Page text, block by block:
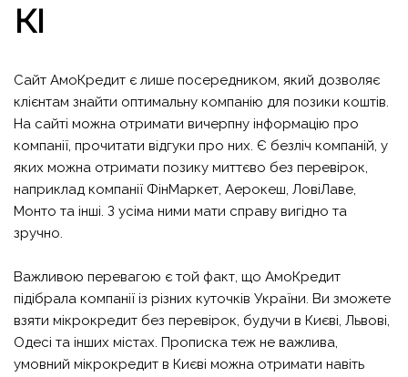
КІ
Сайт АмоКредит є лише посередником, який дозволяє
клієнтам знайти оптимальну компанію для позики коштів.
На сайті можна отримати вичерпну інформацію про
компанії, прочитати відгуки про них. Є безліч компаній, у
яких можна отримати позику миттєво без перевірок,
наприклад компанії ФінМаркет, Аерокеш, ЛовіЛаве,
Монто та інші. З усіма ними мати справу вигідно та
зручно.
Важливою перевагою є той факт, що АмоКредит
підібрала компанії із різних куточків України. Ви зможете
взяти мікрокредит без перевірок, будучи в Києві, Львові,
Одесі та інших містах. Прописка теж не важлива,
умовний мікрокредит в Києві можна отримати навіть